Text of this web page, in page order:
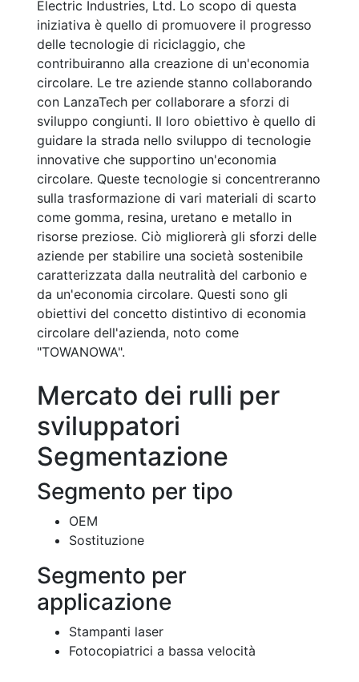
Electric Industries, Ltd. Lo scopo di questa
iniziativa è quello di promuovere il progresso
delle tecnologie di riciclaggio, che
contribuiranno alla creazione di un'economia
circolare. Le tre aziende stanno collaborando
con LanzaTech per collaborare a sforzi di
sviluppo congiunti. Il loro obiettivo è quello di
guidare la strada nello sviluppo di tecnologie
innovative che supportino un'economia
circolare. Queste tecnologie si concentreranno
sulla trasformazione di vari materiali di scarto
come gomma, resina, uretano e metallo in
risorse preziose. Ciò migliorerà gli sforzi delle
aziende per stabilire una società sostenibile
caratterizzata dalla neutralità del carbonio e
da un'economia circolare. Questi sono gli
obiettivi del concetto distintivo di economia
circolare dell'azienda, noto come
"TOWANOWA".
Mercato dei rulli per
sviluppatori
Segmentazione
Segmento per tipo
OEM
Sostituzione
Segmento per
applicazione
Stampanti laser
Fotocopiatrici a bassa velocità